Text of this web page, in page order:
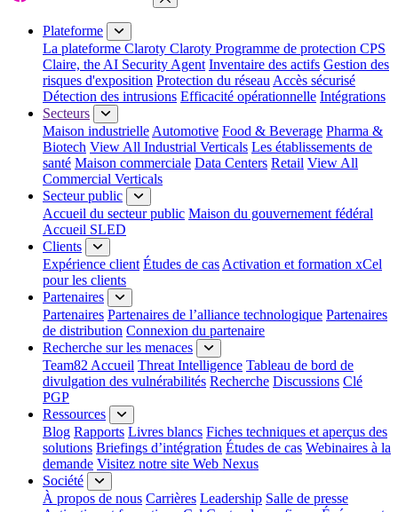
Fermer le menu
Plateforme
La plateforme Claroty Claroty Programme de protection CPS
Claire, the AI Security Agent Inventaire des actifs Gestion des
risques d'exposition Protection du réseau Accès sécurisé
Détection des intrusions Efficacité opérationnelle Intégrations
Secteurs
Maison industrielle Automotive Food & Beverage Pharma &
Biotech View All Industrial Verticals Les établissements de
santé Maison commerciale Data Centers Retail View All
Commercial Verticals
Secteur public
Accueil du secteur public Maison du gouvernement fédéral
Accueil SLED
Clients
Expérience client Études de cas Activation et formation xCel
pour les clients
Partenaires
Partenaires Partenaires de l’alliance technologique Partenaires
de distribution Connexion du partenaire
Recherche sur les menaces
Team82 Accueil Threat Intelligence Tableau de bord de
divulgation des vulnérabilités Recherche Discussions Clé
PGP
Ressources
Blog Rapports Livres blancs Fiches techniques et aperçus des
solutions Briefings d’intégration Études de cas Webinaires à la
demande Visitez notre site Web Nexus
Société
À propos de nous Carrières Leadership Salle de presse